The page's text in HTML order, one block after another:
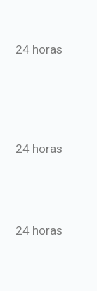
24 horas
24 horas
24 horas